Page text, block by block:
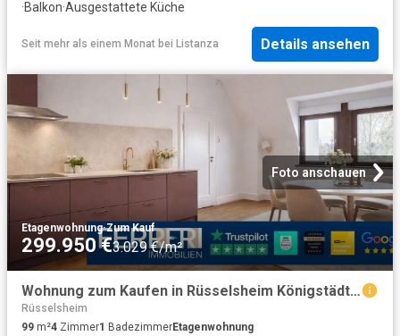
·Balkon·Ausgestattete Küche
Seit mehr als einem Monat bei Listanza Details ansehen
Foto anschauen
Etagenwohnung·Zum Kauf
299.950 €3.029 €/m²
Wohnung zum Kaufen in Rüsselsheim Königstädten 299.950,00 EUR 99.26 m²
Rüsselsheim
99 m²4 Zimmer1 BadezimmerEtagenwohnung